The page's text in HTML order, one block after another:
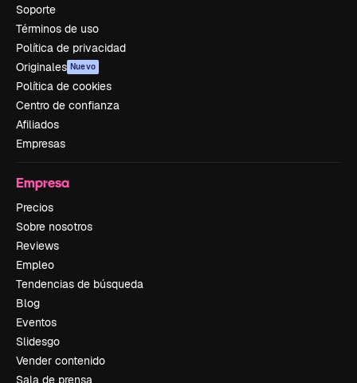
Soporte
Términos de uso
Política de privacidad
Originales Nuevo
Política de cookies
Centro de confianza
Afiliados
Empresas
Empresa
Precios
Sobre nosotros
Reviews
Empleo
Tendencias de búsqueda
Blog
Eventos
Slidesgo
Vender contenido
Sala de prensa